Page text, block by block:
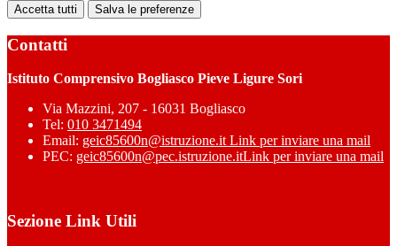
Accetta tutti Salva le preferenze
Contatti
Istituto Comprensivo Bogliasco Pieve Ligure Sori
Via Mazzini, 207 - 16031 Bogliasco
Tel: 010 3471494
Email: geic85600n@istruzione.it Link per inviare una mail
PEC: geic85600n@pec.istruzione.itLink per inviare una mail
Sezione Link Utili